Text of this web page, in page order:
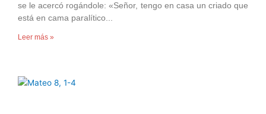
se le acercó rogándole: «Señor, tengo en casa un criado que
está en cama paralítico
Leer más »